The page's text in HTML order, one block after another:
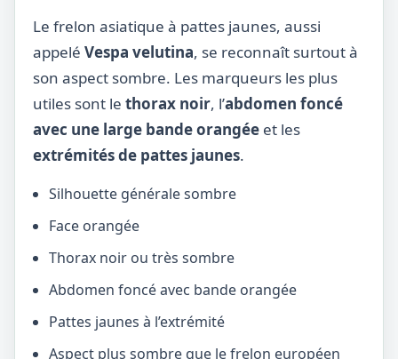
Le frelon asiatique à pattes jaunes, aussi
appelé Vespa velutina, se reconnaît surtout à
son aspect sombre. Les marqueurs les plus
utiles sont le thorax noir, l’abdomen foncé
avec une large bande orangée et les
extrémités de pattes jaunes.
Silhouette générale sombre
Face orangée
Thorax noir ou très sombre
Abdomen foncé avec bande orangée
Pattes jaunes à l’extrémité
Aspect plus sombre que le frelon européen